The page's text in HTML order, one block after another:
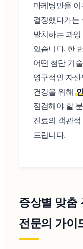
마케팅만을 이
결정했다가는
발치하는 과
있습니다. 한
어떤 첨단 기
영구적인 자
건강을 위해
점검해야 할
진료의 객관적
드립니다.
증상별 맞춤
전문의 가이